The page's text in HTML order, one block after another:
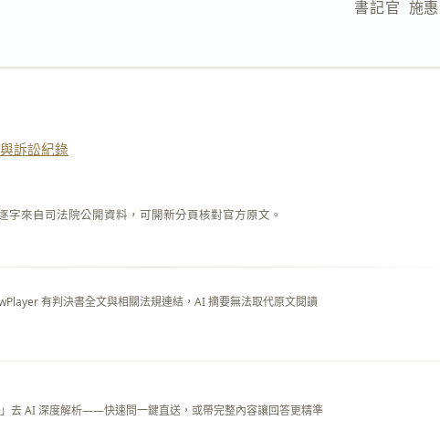
書記官  施
訴訟紀錄
字來自司法院公開資料，可開新分頁核對官方原文。
有判決書全文與相關法規連結，AI 摘要無法取代原文閱讀
去 AI 深度解析——快速問一鍵直送，或帶完整內容讓回答更精準